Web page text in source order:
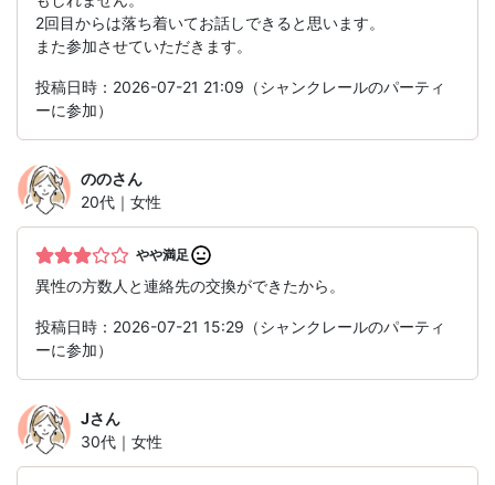
2回目からは落ち着いてお話しできると思います。
また参加させていただきます。
投稿日時：2026-07-21 21:09（シャンクレールのパーティ
ーに参加）
ののさん
20代｜女性
やや満足
異性の方数人と連絡先の交換ができたから。
投稿日時：2026-07-21 15:29（シャンクレールのパーティ
ーに参加）
Jさん
30代｜女性